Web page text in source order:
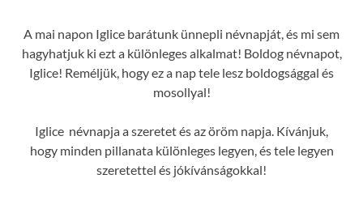
A mai napon Iglice barátunk ünnepli névnapját, és mi sem
hagyhatjuk ki ezt a különleges alkalmat! Boldog névnapot,
Iglice! Reméljük, hogy ez a nap tele lesz boldogsággal és
mosollyal!
Iglice névnapja a szeretet és az öröm napja. Kívánjuk,
hogy minden pillanata különleges legyen, és tele legyen
szeretettel és jókívánságokkal!